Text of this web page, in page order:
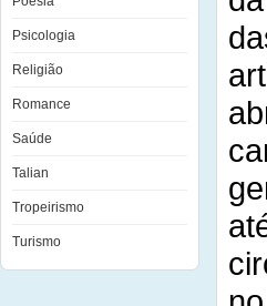
Psicologia
Religião
Romance
Saúde
Talian
Tropeirismo
Turismo